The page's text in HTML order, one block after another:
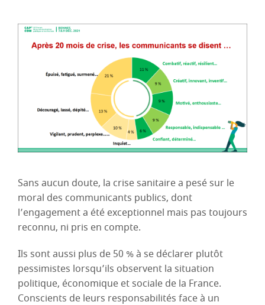
Sans aucun doute, la crise sanitaire a pesé sur le
moral des communicants publics, dont
l’engagement a été exceptionnel mais pas toujours
reconnu, ni pris en compte.
Ils sont aussi plus de 50 % à se déclarer plutôt
pessimistes lorsqu’ils observent la situation
politique, économique et sociale de la France.
Conscients de leurs responsabilités face à un